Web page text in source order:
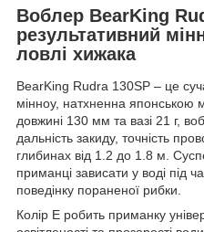
Воблер BearKing
результативний
ловлі хижака
BearKing Rudra 130SP – це
мінноу, натхненна
довжині 130 мм та вазі 21 г,
дальність закиду, точність
глибинах від 1.2 до 1.8 м.
приманці зависати у воді під
поведінку пораненої рибки.
Колір E робить приманку